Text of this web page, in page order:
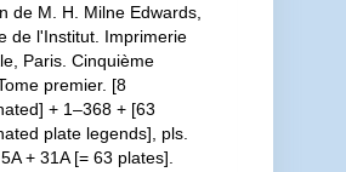
de M. H. Milne Edwards,
de l'Institut. Imprimerie
Paris. Cinquième
premier. [8
+ 1–368 + [63
plate legends], pls.
+ 31A [= 63 plates].